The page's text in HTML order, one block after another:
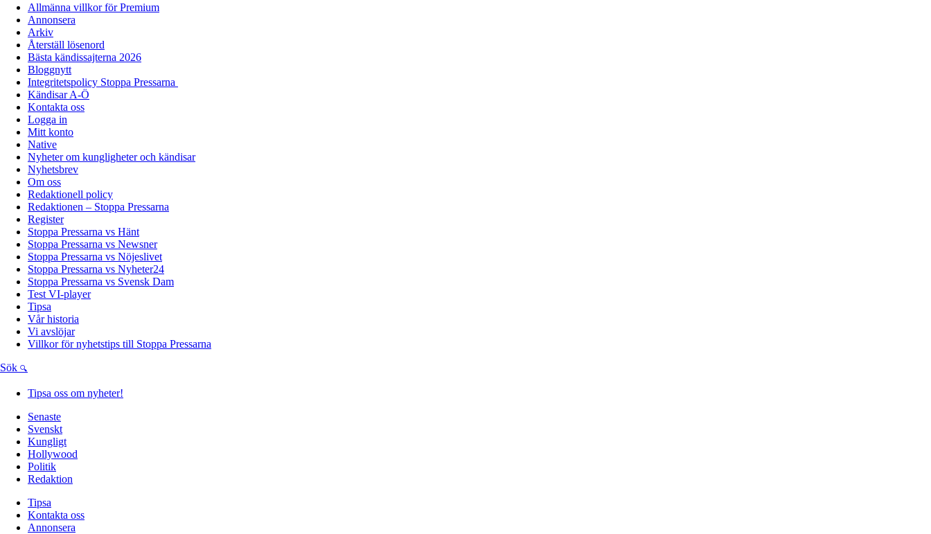
Allmänna villkor för Premium
Annonsera
Arkiv
Återställ lösenord
Bästa kändissajterna 2026
Bloggnytt
Integritetspolicy Stoppa Pressarna
Kändisar A-Ö
Kontakta oss
Logga in
Mitt konto
Native
Nyheter om kungligheter och kändisar
Nyhetsbrev
Om oss
Redaktionell policy
Redaktionen – Stoppa Pressarna
Register
Stoppa Pressarna vs Hänt
Stoppa Pressarna vs Newsner
Stoppa Pressarna vs Nöjeslivet
Stoppa Pressarna vs Nyheter24
Stoppa Pressarna vs Svensk Dam
Test VI-player
Tipsa
Vår historia
Vi avslöjar
Villkor för nyhetstips till Stoppa Pressarna
Sök
Tipsa oss om nyheter!
Senaste
Svenskt
Kungligt
Hollywood
Politik
Redaktion
Tipsa
Kontakta oss
Annonsera